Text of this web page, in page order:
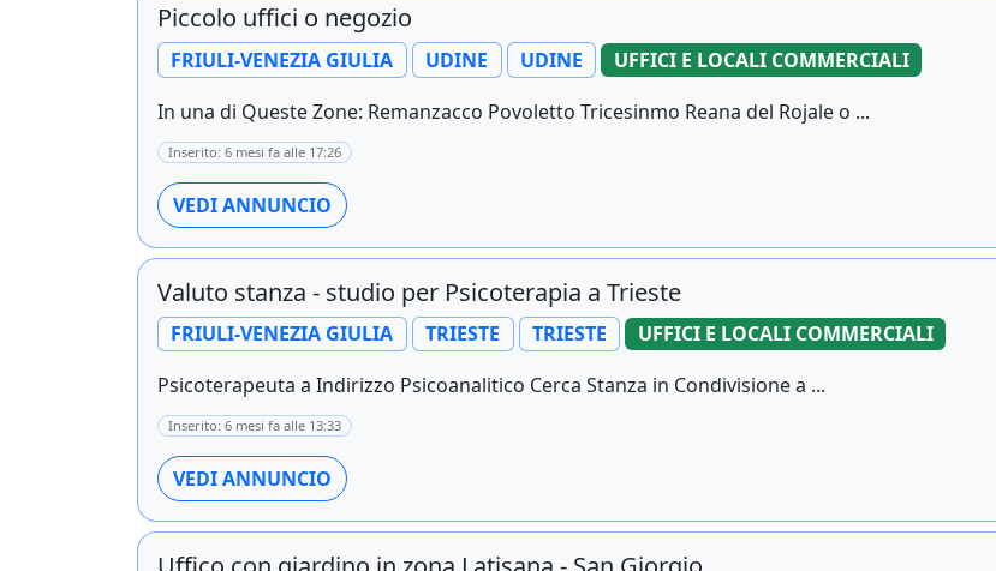
Piccolo uffici o negozio
FRIULI-VENEZIA GIULIA UDINE UDINE
UFFICI E LOCALI COMMERCIALI
In una di Queste Zone: Remanzacco Povoletto Tricesinmo Reana del Rojale o ...
Inserito: 6 mesi fa alle 17:26
VEDI ANNUNCIO
Valuto stanza - studio per Psicoterapia a Trieste
FRIULI-VENEZIA GIULIA TRIESTE TRIESTE
UFFICI E LOCALI COMMERCIALI
Psicoterapeuta a Indirizzo Psicoanalitico Cerca Stanza in Condivisione a ...
Inserito: 6 mesi fa alle 13:33
VEDI ANNUNCIO